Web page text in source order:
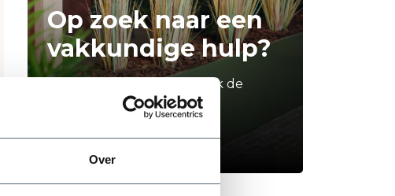
Over
Op zoek naar een
vakkundige hulp?
Neem contact op of bezoek de
Stel je vraag